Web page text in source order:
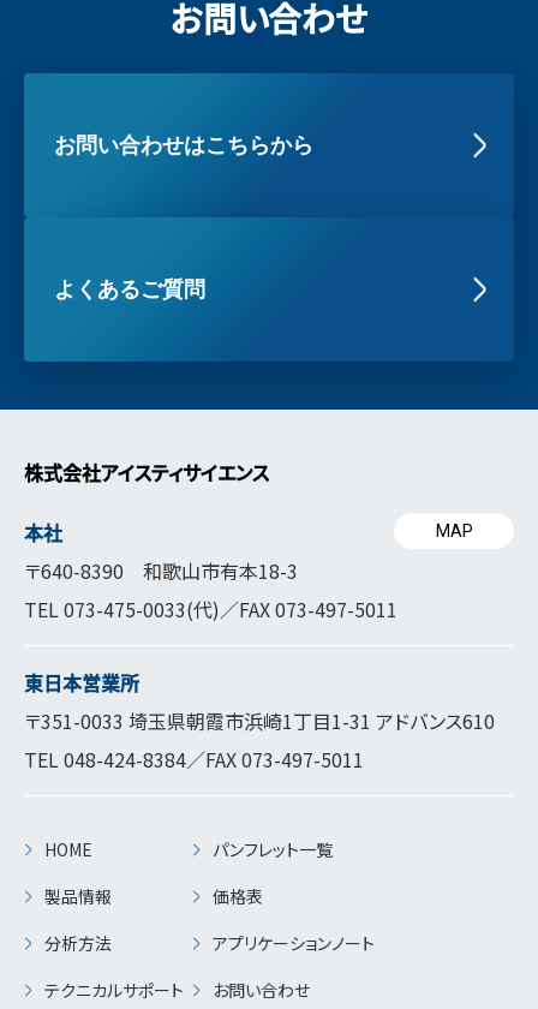
お問い合わせ
お問い合わせはこちらから
よくあるご質問
株式会社アイスティサイエンス
本社
〒640-8390 和歌山市有本18-3
TEL073-475-0033(代)／FAX 073-497-5011
MAP
東日本営業所
〒351-0033 埼玉県朝霞市浜崎1丁目1-31 アドバンス610
TEL048-424-8384／FAX 073-497-5011
HOME
製品情報
分析方法
テクニカルサポート
パンフレット一覧
価格表
アプリケーションノート
お問い合わせ